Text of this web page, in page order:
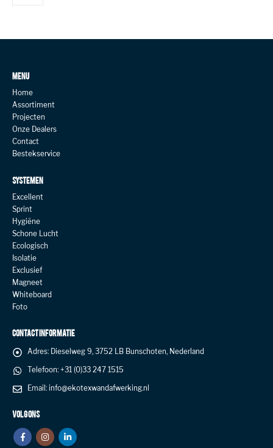
MENU
Home
Assortiment
Projecten
Onze Dealers
Contact
Bestekservice
SYSTEMEN
Excellent
Sprint
Hygiëne
Schone Lucht
Ecologisch
Isolatie
Exclusief
Magneet
Whiteboard
Foto
CONTACT INFORMATIE
Adres: Dieselweg 9, 3752 LB Bunschoten, Nederland
Telefoon: +31 (0)33 247 1515
Email: info@ekotexwandafwerking.nl
VOLG ONS